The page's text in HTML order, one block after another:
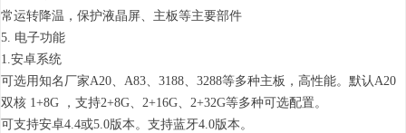
常运转降温，保护液晶屏、主板等主要部件
5. 电子功能
1.安卓系统
可选用知名厂家A20、A83、3188、3288等多种主板，高性能。默认A20
双核 1+8G ，支持2+8G、2+16G、2+32G等多种可选配置。
可支持安卓4.4或5.0版本。支持蓝牙4.0版本。